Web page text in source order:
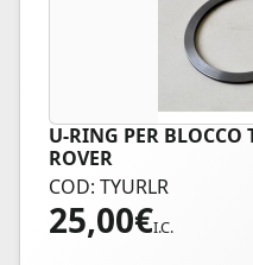
U-RING PER BLOCCO
ROVER
COD: TYURLR
25,00€I.C.